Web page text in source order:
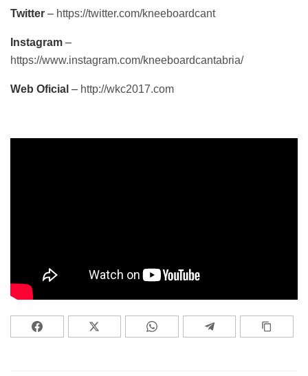
Twitter – https://twitter.com/kneeboardcant
Instagram –
https://www.instagram.com/kneeboardcantabria/
Web Oficial – http://wkc2017.com